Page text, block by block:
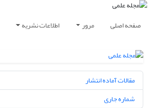
صفحه اصلی مرور اطلاعات نشریه
مقالات آماده انتشار
شماره جاری